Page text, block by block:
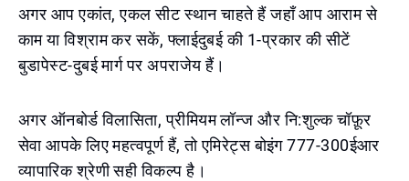
अगर आप एकांत, एकल सीट स्थान चाहते हैं जहाँ आप आराम से
काम या विश्राम कर सकें, फ्लाईदुबई की 1-प्रकार की सीटें
बुडापेस्ट-दुबई मार्ग पर अपराजेय हैं।
अगर ऑनबोर्ड विलासिता, प्रीमियम लॉन्ज और नि:शुल्क चॉफ़ूर
सेवा आपके लिए महत्वपूर्ण हैं, तो एमिरेट्स बोइंग 777-300ईआर
व्यापारिक श्रेणी सही विकल्प है।